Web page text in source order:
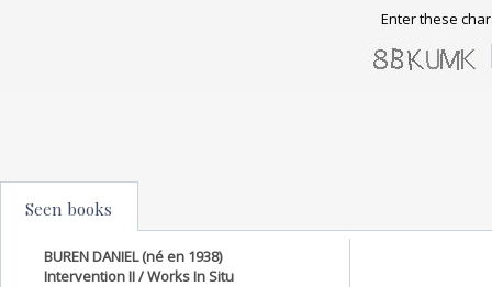
Enter these
Seen books
BUREN DANIEL (né en 1938)
Intervention II / Works In Situ